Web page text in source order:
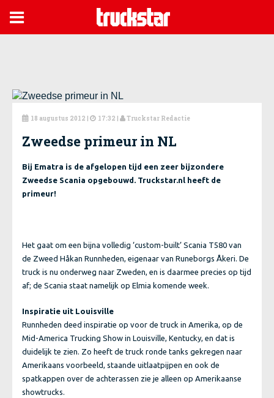

 18 augustus 2012 |  17:32 | Truckstar Redactie
Zweedse primeur in NL
Bij Ematra is de afgelopen tijd een zeer bijzondere
Zweedse Scania opgebouwd. Truckstar.nl heeft de
primeur!
Het gaat om een bijna volledig ‘custom-built’ Scania T580 van
de Zweed Håkan Runnheden, eigenaar van Runeborgs Åkeri. De
truck is nu onderweg naar Zweden, en is daarmee precies op tijd
af; de Scania staat namelijk op Elmia komende week.
Inspiratie uit Louisville
Runnheden deed inspiratie op voor de truck in Amerika, op de
Mid-America Trucking Show in Louisville, Kentucky, en dat is
duidelijk te zien. Zo heeft de truck ronde tanks gekregen naar
Amerikaans voorbeeld, staande uitlaatpijpen en ook de
spatkappen over de achterassen zie je alleen op Amerikaanse
showtrucks.